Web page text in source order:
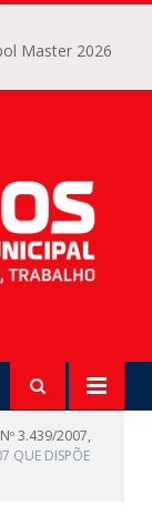
Master 2026
Nº 3.439/2007,
QUE DISPÕE